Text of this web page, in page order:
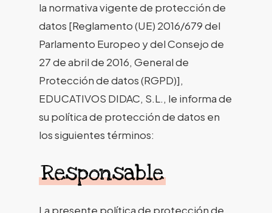
la normativa vigente de protección de
datos [Reglamento (UE) 2016/679 del
Parlamento Europeo y del Consejo de
27 de abril de 2016, General de
Protección de datos (RGPD)],
EDUCATIVOS DIDAC, S.L., le informa de
su política de protección de datos en
los siguientes términos:
Responsable
La presente política de protección de